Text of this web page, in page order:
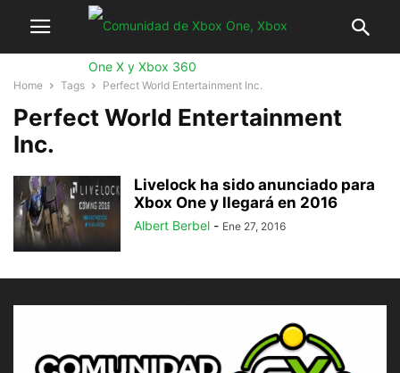
Home Tags Perfect World Entertainment Inc.
Perfect World Entertainment
Inc.
Livelock ha sido anunciado para
Xbox One y llegará en 2016
Albert Berbel - Ene 27, 2016